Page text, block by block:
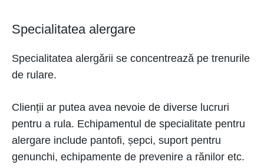
Specialitatea alergare
Specialitatea alergării se concentrează pe trenurile
de rulare.
Clienții ar putea avea nevoie de diverse lucruri
pentru a rula. Echipamentul de specialitate pentru
alergare include pantofi, șepci, suport pentru
genunchi, echipamente de prevenire a rănilor etc.